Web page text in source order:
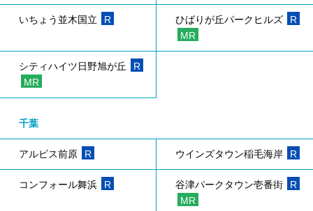
いちょう並木国立 R ひばりが丘パークヒルズ
R
MR
シティハイツ日野旭が丘
R
MR
千葉
アルビス前原 R ウインズタウン稲毛海岸 R
コンフォール舞浜 R 谷津パークタウン壱番街
R
MR